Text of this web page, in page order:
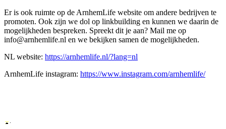
Er is ook ruimte op de ArnhemLife website om andere bedrijven te
promoten. Ook zijn we dol op linkbuilding en kunnen we daarin de
mogelijkheden bespreken. Spreekt dit je aan? Mail me op
info@arnhemlife.nl en we bekijken samen de mogelijkheden.
NL website: https://arnhemlife.nl/?lang=nl
ArnhemLife instagram: https://www.instagram.com/arnhemlife/